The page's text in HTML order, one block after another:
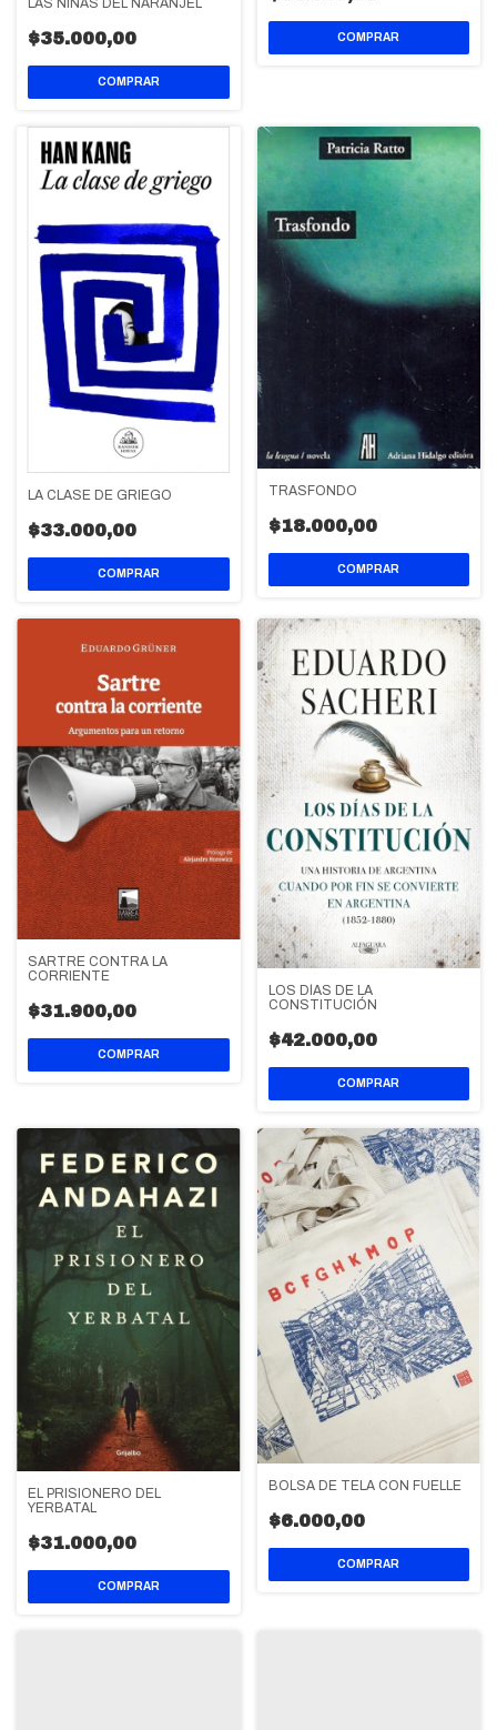
LAS NIÑAS DEL NARANJEL
$35.000,00
LA CLASE DE GRIEGO
$33.000,00
TRASFONDO
$18.000,00
SARTRE CONTRA LA
CORRIENTE
$31.900,00
LOS DÍAS DE LA
CONSTITUCIÓN
$42.000,00
EL PRISIONERO DEL
YERBATAL
$31.000,00
BOLSA DE TELA CON FUELLE
$6.000,00